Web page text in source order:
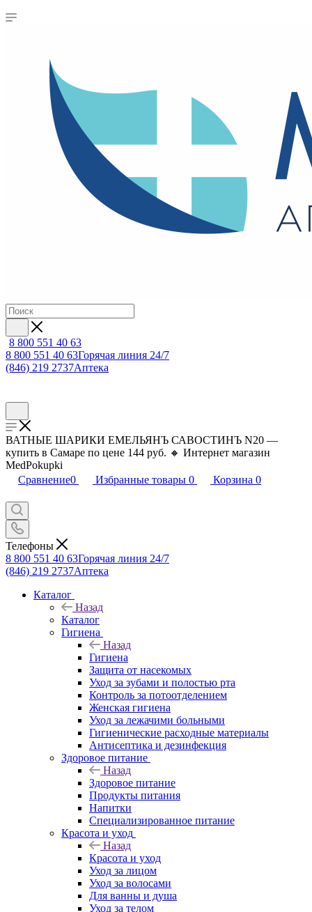
8 800 551 40 63
8 800 551 40 63Горячая линия 24/7
(846) 219 2737Аптека
ВАТНЫЕ ШАРИКИ ЕМЕЛЬЯНЪ САВОСТИНЪ N20 —
купить в Самаре по цене 144 руб. 🔸 Интернет магазин
MedPokupki
Сравнение0 Избранные товары 0 Корзина 0
Телефоны
8 800 551 40 63Горячая линия 24/7
(846) 219 2737Аптека
Каталог
Назад
Каталог
Гигиена
Назад
Гигиена
Защита от насекомых
Уход за зубами и полостью рта
Контроль за потоотделением
Женская гигиена
Уход за лежачими больными
Гигиенические расходные материалы
Антисептика и дезинфекция
Здоровое питание
Назад
Здоровое питание
Продукты питания
Напитки
Специализированное питание
Красота и уход
Назад
Красота и уход
Уход за лицом
Уход за волосами
Для ванны и душа
Уход за телом